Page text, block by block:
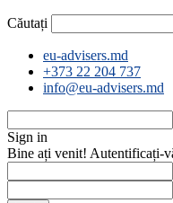
Căutați
eu-advisers.md
+373 22 204 737
info@eu-advisers.md
Sign in
Bine ați venit! Autentificați-